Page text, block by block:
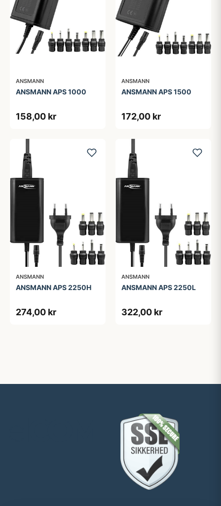
ANSMANN
ANSMANN APS 1000
158,00 kr
ANSMANN
ANSMANN APS 1500
172,00 kr
ANSMANN
ANSMANN APS 2250H
274,00 kr
ANSMANN
ANSMANN APS 2250L
322,00 kr